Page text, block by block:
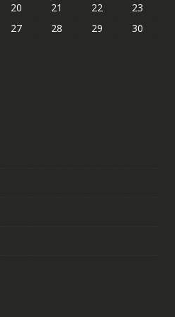
20 21 22
23
27 28 29
30